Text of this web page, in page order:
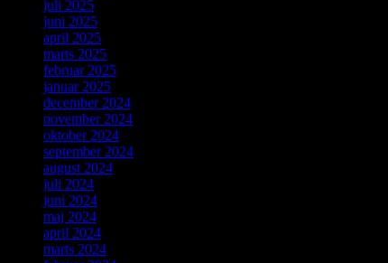
juli 2025
juni 2025
april 2025
marts 2025
februar 2025
januar 2025
december 2024
november 2024
oktober 2024
september 2024
august 2024
juli 2024
juni 2024
maj 2024
april 2024
marts 2024